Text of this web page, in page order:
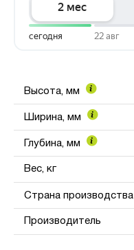
Высота, мм
Ширина, мм
Глубина, мм
Вес, кг
Страна производства
Производитель